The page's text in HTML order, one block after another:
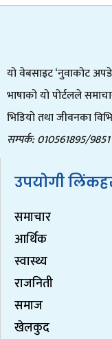
यो वेबसाइट ‘नुवाकोट
भाषाको यो पोर्टलले
भिडियो तथा जीवनका
सम्पर्क: 010561895/
उपयोगी
समाचार
आर्थिक
स्वास्थ्य
राजनिती
समाज
खेलकुद